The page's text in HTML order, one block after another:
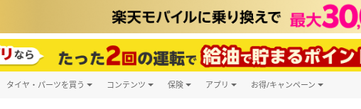
タイヤ・パーツを買う コンテンツ 保険 アプリ お得/キャンペーン